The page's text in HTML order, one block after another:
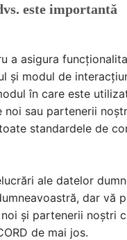
reprezintă un pas
local la bune
cele mai
nevoilor
și bunăstarea
este importantă
a asigura
și modul de
în care este
noi sau partenerii
standardele de
ale datelor
dar vă
și partenerii noștri
de mai jos.